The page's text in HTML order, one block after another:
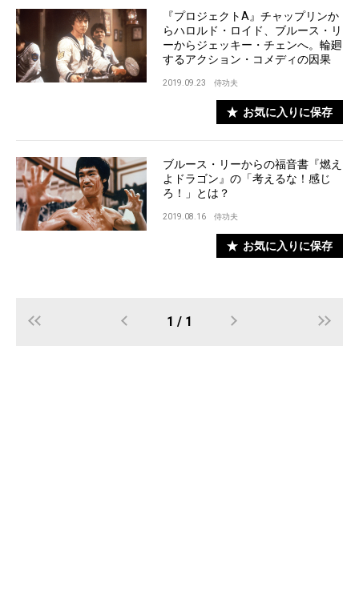
『プロジェクトA』チャップリンか
らハロルド・ロイド、ブルース・リ
ーからジェッキー・チェンへ。輪廻
するアクション・コメディの因果
2019.09.23 侍功夫
お気に入りに保存
ブルース・リーからの福音書『燃え
よドラゴン』の「考えるな！感じ
ろ！」とは？
2019.08.16 侍功夫
お気に入りに保存
1 / 1